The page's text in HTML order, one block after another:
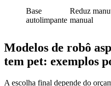
Base
autolimpante
Reduz
manual
Modelos de robô
tem pet: exemplos
A escolha final depende do